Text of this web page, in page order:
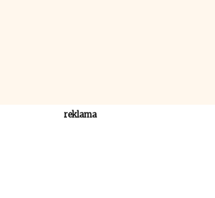
reklama